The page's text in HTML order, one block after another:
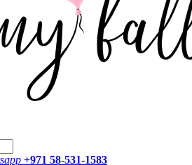
+971 58-531-1583